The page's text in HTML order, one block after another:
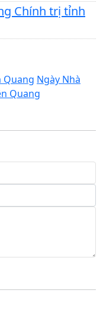
Chính trị tỉnh
Quang Ngày Nhà
Quang